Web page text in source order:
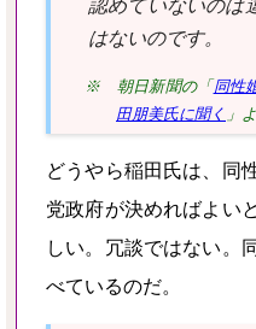
認めていないのは
はないのです。
※ 朝日新聞の「 同性
田朋美氏に聞く 」
どうやら稲田氏は、同
党政府が決めればよい
しい。冗談ではない。
べているのだ。